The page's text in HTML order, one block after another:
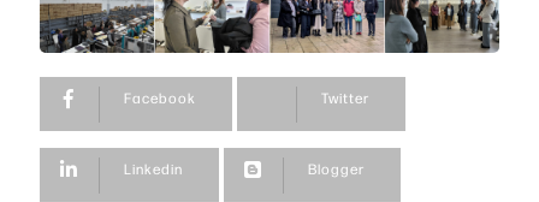
Facebook Twitter
Linkedin Blogger